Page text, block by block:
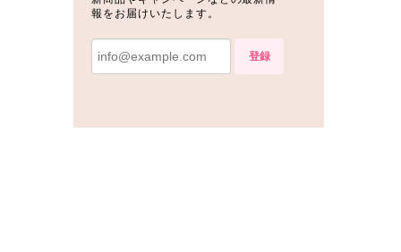
報をお届けいたします。
登録